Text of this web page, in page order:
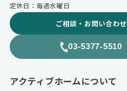
定休日：毎週水曜日
ご相談・お問い合わせ
03-5377-5510
アクティブホームについて